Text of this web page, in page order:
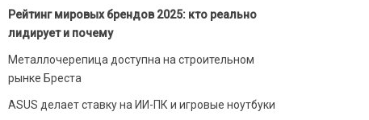
Рейтинг мировых брендов 2025: кто реально
лидирует и почему
Металлочерепица доступна на строительном
рынке Бреста
ASUS делает ставку на ИИ-ПК и игровые ноутбуки